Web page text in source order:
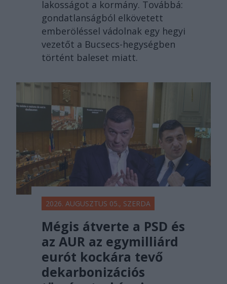
lakosságot a kormány. Továbbá:
gondatlanságból elkövetett
emberöléssel vádolnak egy hegyi
vezetőt a Bucsecs-hegységben
történt baleset miatt.
2026. AUGUSZTUS 05., SZERDA
Mégis átverte a PSD és
az AUR az egymilliárd
eurót kockára tevő
dekarbonizációs